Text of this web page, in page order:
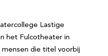
Lastige
het Fulcotheater in
mensen die titel voorbij